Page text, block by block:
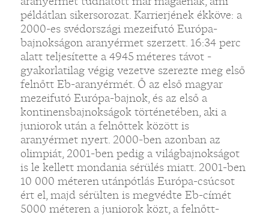
példátlan sikersorozat. Karrierjének ékköve: a
2000-es svédországi mezeifutó Európa-
bajnokságon aranyérmet szerzett. 16:34 perc
alatt teljesítette a 4945 méteres távot -
gyakorlatilag végig vezetve szerezte meg első
felnőtt Eb-aranyérmét. Ő az első magyar
mezeifutó Európa-bajnok, és az első a
kontinensbajnokságok történetében, aki a
juniorok után a felnőttek között is
aranyérmet nyert. 2000-ben azonban az
olimpiát, 2001-ben pedig a világbajnokságot
is le kellett mondania sérülés miatt. 2001-ben
10 000 méteren utánpótlás Európa-csúcsot
ért el, majd sérülten is megvédte Eb-címét
5000 méteren a juniorok közt, a felnőtt-